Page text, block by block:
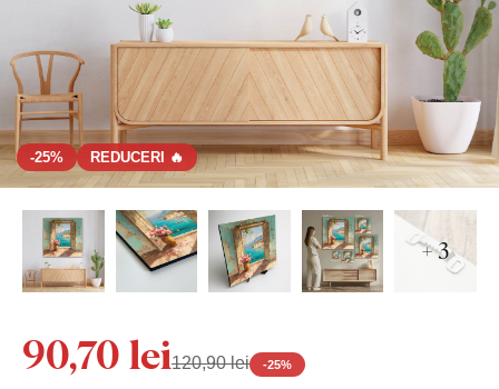
-25% REDUCERI 🔥
+ 3
90,70 lei120,90 lei -25%